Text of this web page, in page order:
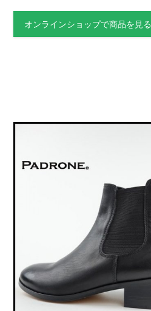
オンラインショップで商品を見る